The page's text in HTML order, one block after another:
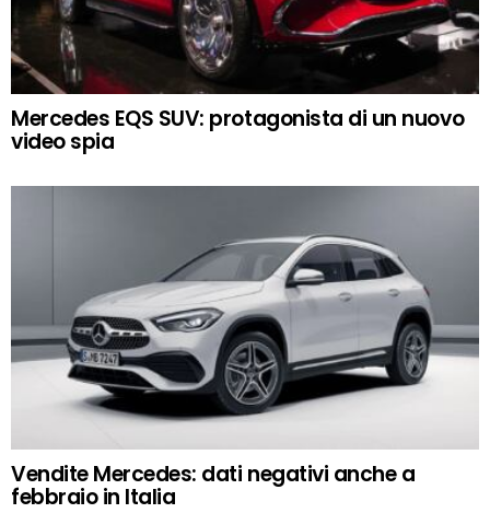
Mercedes EQS SUV: protagonista di un nuovo
video spia
Vendite Mercedes: dati negativi anche a
febbraio in Italia